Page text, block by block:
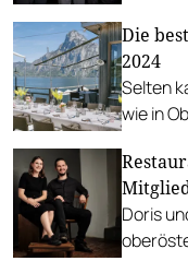
Die
2024
Selten
wie in
Doris